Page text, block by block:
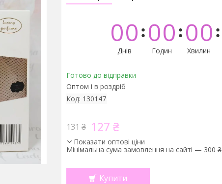
00
Днів
00
Годин
00
Хвилин
Готово до відправки
Оптом і в роздріб
Код: 130147
131 ₴ 127 ₴
Показати оптові ціни
Мінімальна сума замовлення на сайті — 300 ₴
Купити